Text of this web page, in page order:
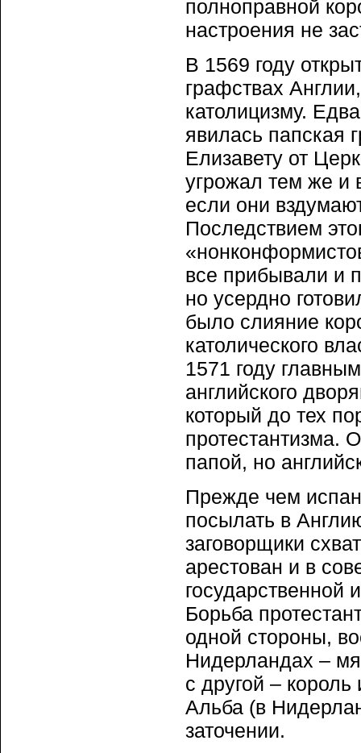
полноправной
настроения не
В 1569 году
графствах
католицизму.
явилась папская
Елизавету от
угрожал тем же и
если они
Последствием
все прибывали и
но усердно
было слияние
католического
1571 году
английского
который до тех
протестантизма.
папой, но
Прежде чем
посылать в
заговорщики
арестован и в
государственной
Борьба
одной стороны,
Нидерландах –
с другой –
Альба (в
заточении.